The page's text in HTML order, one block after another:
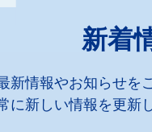
新着
新情報やお知らせを
に新しい情報を更新